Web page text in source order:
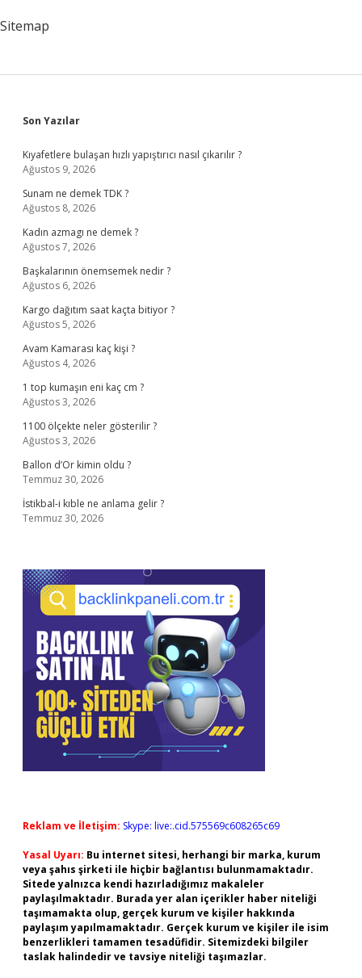
Sitemap
Sidebar
Son Yazılar
Kıyafetlere bulaşan hızlı yapıştırıcı nasıl çıkarılır ?
Ağustos 9, 2026
Sunam ne demek TDK ?
Ağustos 8, 2026
Kadın azmagı ne demek ?
Ağustos 7, 2026
Başkalarının önemsemek nedir ?
Ağustos 6, 2026
Kargo dağıtım saat kaçta bitiyor ?
Ağustos 5, 2026
Avam Kamarası kaç kişi ?
Ağustos 4, 2026
1 top kumaşın eni kaç cm ?
Ağustos 3, 2026
1100 ölçekte neler gösterilir ?
Ağustos 3, 2026
Ballon d’Or kimin oldu ?
Temmuz 30, 2026
İstikbal-i kıble ne anlama gelir ?
Temmuz 30, 2026
Reklam ve İletişim: Skype: live:.cid.575569c608265c69
Yasal Uyarı: Bu internet sitesi, herhangi bir marka, kurum
veya şahıs şirketi ile hiçbir bağlantısı bulunmamaktadır.
Sitede yalnızca kendi hazırladığımız makaleler
paylaşılmaktadır. Burada yer alan içerikler haber niteliği
taşımamakta olup, gerçek kurum ve kişiler hakkında
paylaşım yapılmamaktadır. Gerçek kurum ve kişiler ile isim
benzerlikleri tamamen tesadüfidir. Sitemizdeki bilgiler
taslak halindedir ve tavsiye niteliği taşımazlar.